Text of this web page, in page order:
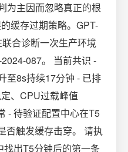
为主因而忽略真正的根
缓存过期策略。GPT-
合诊断一次生产环境
087。 当前共识 -
至8s持续17分钟 - 已排
、CPU过载峰值
- 待验证配置中心在T5
否触发缓存击穿。 请执
出T5分钟后的第一条